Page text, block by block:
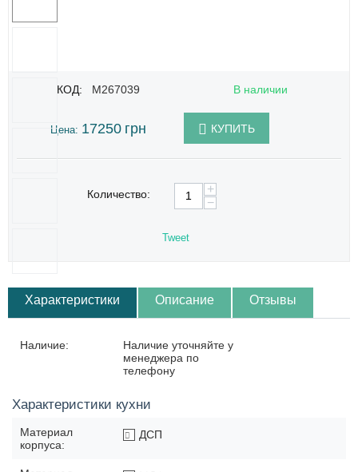
КОД: M267039 В наличии
Цена: 17250 грн КУПИТЬ
Количество:
+
−
Tweet
Характеристики Описание Отзывы
Наличие:
Наличие уточняйте у
менеджера по
телефону
Характеристики кухни
Материал
корпуса:
ДСП